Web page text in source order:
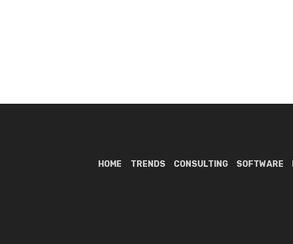
HOME TRENDS CONSULTING SOFTWARE